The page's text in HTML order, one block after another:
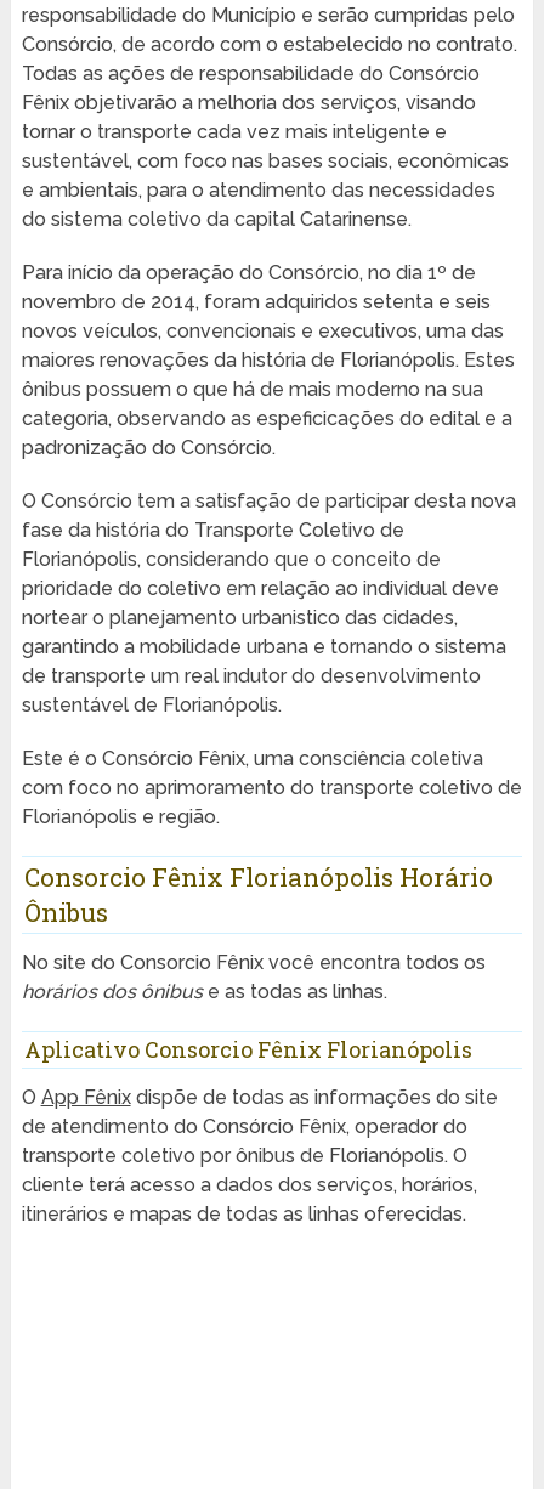
responsabilidade do Município e serão cumpridas pelo
Consórcio, de acordo com o estabelecido no contrato.
Todas as ações de responsabilidade do Consórcio
Fênix objetivarão a melhoria dos serviços, visando
tornar o transporte cada vez mais inteligente e
sustentável, com foco nas bases sociais, econômicas
e ambientais, para o atendimento das necessidades
do sistema coletivo da capital Catarinense.
Para início da operação do Consórcio, no dia 1º de
novembro de 2014, foram adquiridos setenta e seis
novos veículos, convencionais e executivos, uma das
maiores renovações da história de Florianópolis. Estes
ônibus possuem o que há de mais moderno na sua
categoria, observando as espeficicações do edital e a
padronização do Consórcio.
O Consórcio tem a satisfação de participar desta nova
fase da história do Transporte Coletivo de
Florianópolis, considerando que o conceito de
prioridade do coletivo em relação ao individual deve
nortear o planejamento urbanistico das cidades,
garantindo a mobilidade urbana e tornando o sistema
de transporte um real indutor do desenvolvimento
sustentável de Florianópolis.
Este é o Consórcio Fênix, uma consciência coletiva
com foco no aprimoramento do transporte coletivo de
Florianópolis e região.
Consorcio Fênix Florianópolis Horário
Ônibus
No site do Consorcio Fênix você encontra todos os
horários dos ônibuse as todas as linhas.
Aplicativo Consorcio Fênix Florianópolis
O App Fênixdispõe de todas as informações do site
de atendimento do Consórcio Fênix, operador do
transporte coletivo por ônibus de Florianópolis. O
cliente terá acesso a dados dos serviços, horários,
itinerários e mapas de todas as linhas oferecidas.